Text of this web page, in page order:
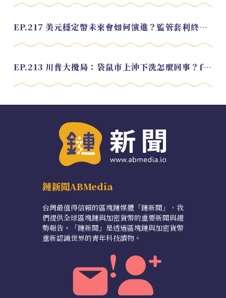
EP.217 美元穩定幣未來會如何演進？監管套利終將收斂？feat. 研究員 余哲安
EP.213 川普大攪局：袋鼠市上沖下洗怎麼回事？feat. Alvin
鏈新聞ABMedia
台灣最值得信賴的區塊鏈媒體「鏈新聞」，我
們提供全球區塊鏈與加密貨幣的重要新聞與趨
勢報告。「鏈新聞」是透過區塊鏈與加密貨幣
重新認識世界的青年科技讀物。